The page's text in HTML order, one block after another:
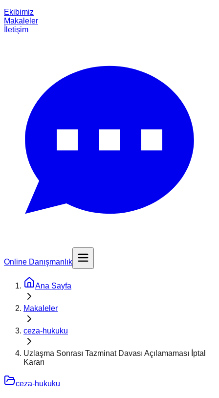
Ekibimiz
Makaleler
İletişim
Online Danışmanlık
Ana Sayfa
Makaleler
ceza-hukuku
Uzlaşma Sonrası Tazminat Davası Açılamaması İptal
Kararı
ceza-hukuku